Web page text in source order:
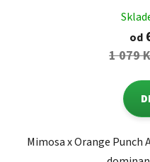
od
1 079
Mimosa x Orange